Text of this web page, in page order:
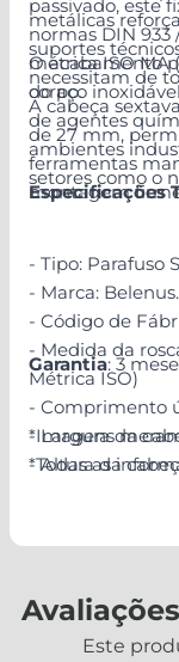
passivado, este
normas DIN 933
métrica ISO MA
corpo.
metálicas
suportes
necessitam de
A cabeça
de 27 mm,
ferramentas
montagem
O acabamento
do aço
de agentes
ambientes
setores como o
Especificações
- Tipo: Parafuso
- Marca: Belenus
- Código de
- Medida da
Métrica ISO)
- Comprimento
- Largura da
- Altura da
- Norma
Garantia: 3
*Imagens
*Todas as
Avaliações
Este